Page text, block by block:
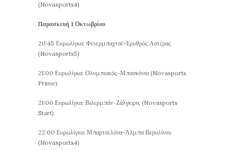
(Novasports4)
Παρασκευή 1 Οκτωβρίου
20:45 Ευρωλίγκα: Φενερμπαχτσέ-Ερυθρός Αστέρας
(Novasports5)
21:00 Ευρωλίγκα: Ολυμπιακός-Μπασκόνια (Novasports
Prime)
21:00 Ευρωλίγκα: Βιλερμπάν-Ζάλγκιρις (Novasports
Start)
22:00 Ευρωλίγκα: Μπαρτσελόνα-Άλμπα Βερολίνου
(Novasports4)